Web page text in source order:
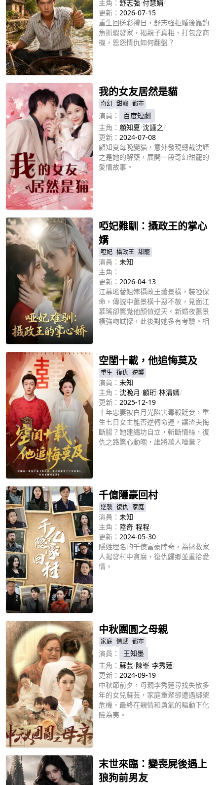
心。
主角： 舒志強/付慧娟/
更新： 2026-07-15
重生回送彩禮日，舒志強拒婚後靠釣
魚抓蝦發家，揭親子真相、打包盒商
機，恩怨情仇如何翻盤？
我的女友居然是貓
奇幻 甜寵 都市
演員：
百度短劇
主角： 顧知夏/沈謹之/
更新： 2024-07-08
顧知夏每晚變貓，意外發現總裁沈謹
之是她的解藥，展開一段奇幻甜寵的
愛情故事。
啞妃難馴：攝政王的掌心
嬌
啞妃 攝政王 甜寵
演員： 未知
主角：
更新： 2026-04-13
江慕瑤替姐嫁攝政王蕭景橫，裝啞保
命。傳説中蕭景橫十惡不赦，見面江
慕瑤卻驚覺他顏值逆天。新婚夜蕭景
橫強吻試探，此後對她多有考驗。相
圖，陷入兩難的江慕瑤該如何抉擇?
她與蕭景橫又將如何續寫這段始於替
嫁的愛戀?
空閨十載，他追悔莫及
重生 復仇 逆襲
演員： 未知
主角： 沈晚月/顧珩/林清嫣/
更新： 2025-12-19
十年忠妻被白月光陷害毒殺貶妾，重
生七日女主能否逆轉命運，讓渣夫悔
斷腸？她建繡坊自立，斬斷情絲，復
仇之路驚心動魄，誰將萬人唾棄？
千億隱豪回村
逆襲 復仇 家庭
演員： 未知
主角： 陸奇/程程/
更新： 2024-05-30
隱姓埋名的千億富豪陸奇，為拯救家
人揭發村中貪腐，復仇歸鄉並重拾愛
情。
中秋團圓之母親
家庭 情感 都市
演員：
王知墨
主角： 蘇芸/陳峯/李秀蓮/
更新： 2024-09-19
中秋節前夕，母親李秀蓮尋找失散多
年的女兒蘇芸，家庭重聚卻遭遇綁架
危機，最終在親情和勇氣的驅動下化
險為夷。
末世來臨：變喪屍後遇上
狼狗前男友